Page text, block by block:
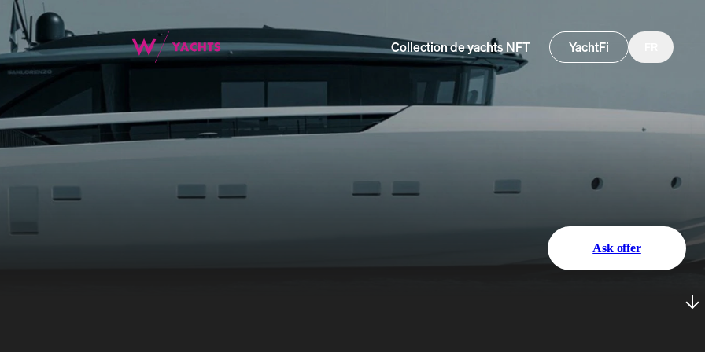
Collection de yachts NFT YachtFi
Ask offer